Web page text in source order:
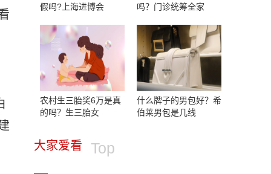
假吗?上海进博会
吗？门诊统筹全家
农村生三胎奖6万是真
的吗？生三胎女
什么牌子的男包好？希
伯莱男包是几线
大家爱看 Top